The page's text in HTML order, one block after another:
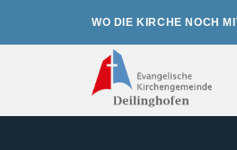
WO DIE KIRCHE NOCH